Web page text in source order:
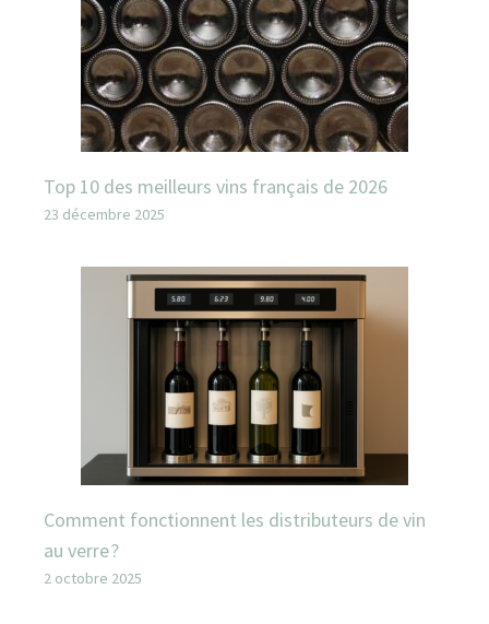
Top 10 des meilleurs vins français de 2026
23 décembre 2025
Comment fonctionnent les distributeurs de vin
au verre ?
2 octobre 2025